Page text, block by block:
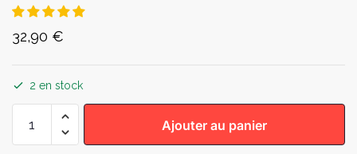
32,90 €
2 en stock
Ajouter au panier